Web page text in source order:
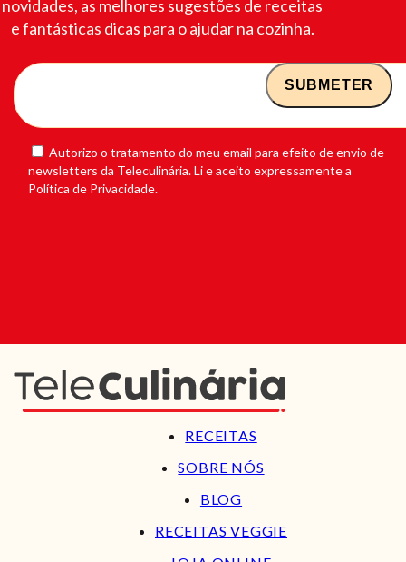
novidades, as melhores sugestões de receitas
e fantásticas dicas para o ajudar na cozinha.
Autorizo o tratamento do meu email para efeito de envio de
newsletters da Teleculinária. Li e aceito expressamente a
Política de Privacidade.
RECEITAS
SOBRE NÓS
BLOG
RECEITAS VEGGIE